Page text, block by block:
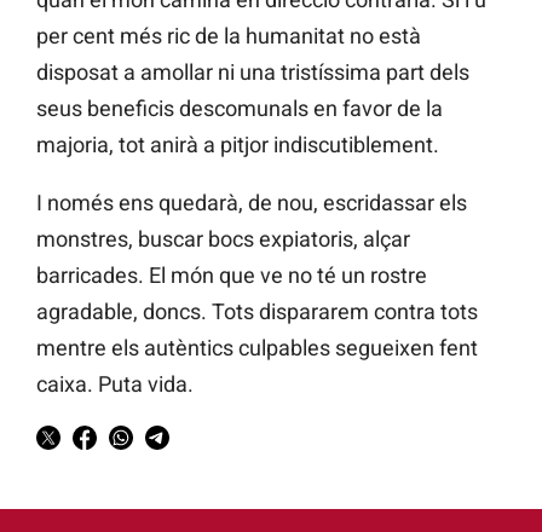
per cent més ric de la humanitat no està
disposat a amollar ni una tristíssima part dels
seus beneficis descomunals en favor de la
majoria, tot anirà a pitjor indiscutiblement.
I només ens quedarà, de nou, escridassar els
monstres, buscar bocs expiatoris, alçar
barricades. El món que ve no té un rostre
agradable, doncs. Tots dispararem contra tots
mentre els autèntics culpables segueixen fent
caixa. Puta vida.